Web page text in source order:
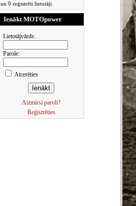
un 0 reģistrēti lietotāji.
Ienākt MOTOpower
Lietotājvārds:
Parole:
Atcerēties
Aizmirsi paroli?
Reģistrēties